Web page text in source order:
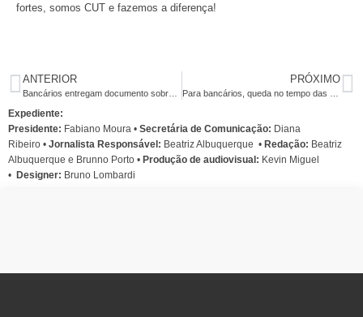
fortes, somos CUT e fazemos a diferença!
ANTERIOR PRÓXIMO
Expediente:
Presidente: Fabiano Moura • Secretária de Comunicação: Diana
Ribeiro • Jornalista Responsável: Beatriz Albuquerque • Redação: Beatriz
Albuquerque e Brunno Porto • Produção de audiovisual: Kevin Miguel
• Designer: Bruno Lombardi